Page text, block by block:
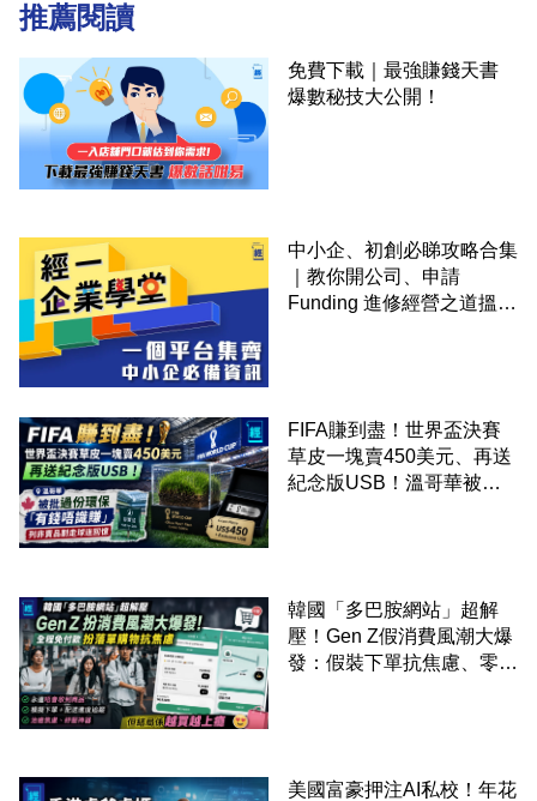
推薦閱讀
免費下載｜最強賺錢天書
爆數秘技大公開！
中小企、初創必睇攻略合集
｜教你開公司、申請
Funding 進修經營之道搵大
FIFA賺到盡！世界盃決賽
草皮一塊賣450美元、再送
紀念版USB！溫哥華被批
韓國「多巴胺網站」超解
壓！Gen Z假消費風潮大爆
發：假裝下單抗焦慮、零成
美國富豪押注AI私校！年花